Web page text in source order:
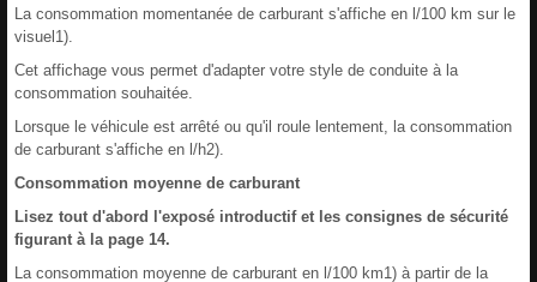
La consommation momentanée de carburant s'affiche en l/100 km sur le
visuel1).
Cet affichage vous permet d'adapter votre style de conduite à la
consommation souhaitée.
Lorsque le véhicule est arrêté ou qu'il roule lentement, la consommation
de carburant s'affiche en l/h2).
Consommation moyenne de carburant
Lisez tout d'abord l'exposé introductif et les consignes de sécurité
figurant à la page 14.
La consommation moyenne de carburant en l/100 km1) à partir de la